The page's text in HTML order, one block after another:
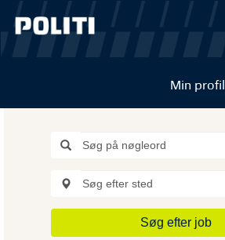
Min profil
Søg efter job